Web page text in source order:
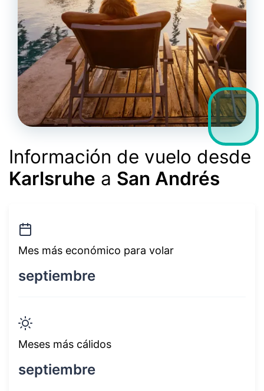
Información de vuelo desde
Karlsruhe a San Andrés
Mes más económico para volar
septiembre
Meses más cálidos
septiembre